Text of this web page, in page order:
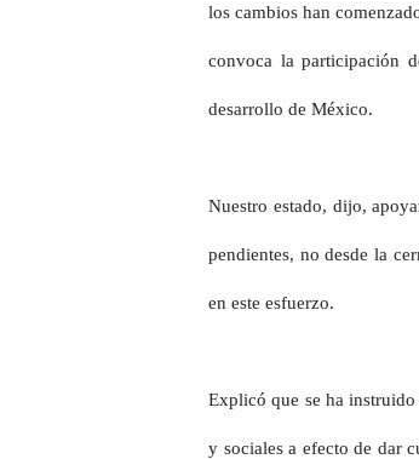
los cambios han
convoca la participación
desarrollo de México.
Nuestro estado, dijo,
pendientes, no desde la
en este esfuerzo.
Explicó que se ha
y sociales a efecto de dar